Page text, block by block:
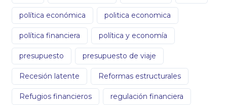
política económica politica economica
política financiera política y economía
presupuesto presupuesto de viaje
Recesión latente Reformas estructurales
Refugios financieros regulación financiera